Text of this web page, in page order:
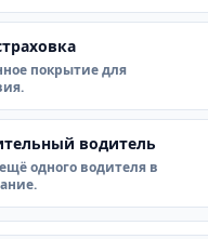
покрытие для
водитель
одного водителя в